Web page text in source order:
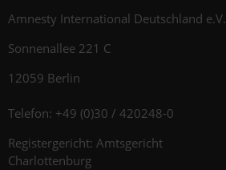
Amnesty International Deutschland e.V.
Sonnenallee 221 C
12059 Berlin
Telefon: +49 (0)30 / 420248-0
Registergericht: Amtsgericht
Charlottenburg